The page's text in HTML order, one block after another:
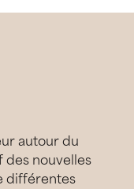
autour du
des nouvelles
différentes